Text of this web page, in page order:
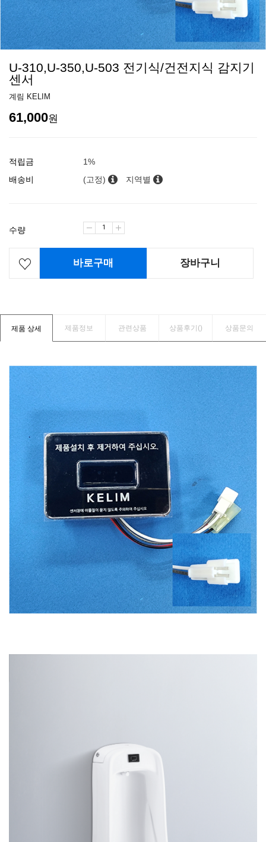
U-310,U-350,U-503 전기식/건전지식 감지기
센서
계림 KELIM
61,000원
적립금
1%
배송비
(고정) 지역별
수량
바로구매 장바구니
제품 상세 제품정보 관련상품 상품후기() 상품문의